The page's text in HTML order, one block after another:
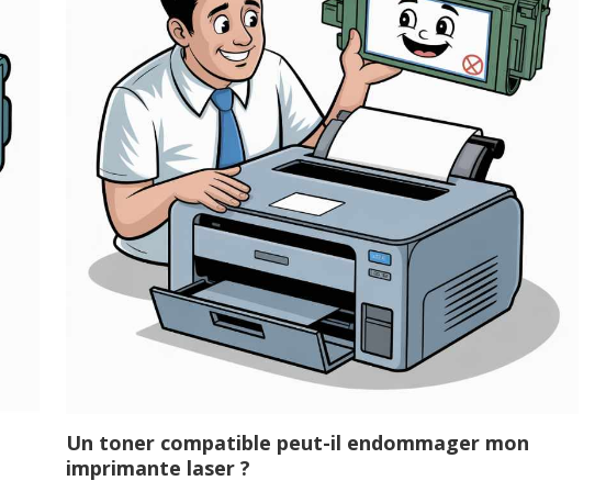
Un toner compatible peut-il endommager mon
imprimante laser ?